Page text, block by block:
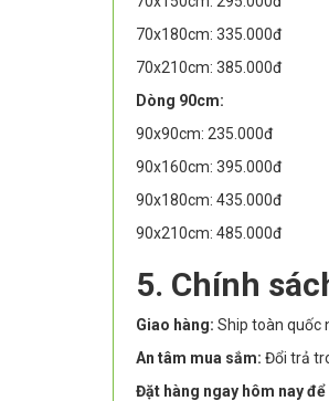
70x180cm: 335.000đ
70x210cm: 385.000đ
Dòng 90cm:
90x90cm: 235.000đ
90x160cm: 395.000đ
90x180cm: 435.000đ
90x210cm: 485.000đ
5. Chính
Giao hàng: Ship toàn quốc
An tâm mua sắm: Đổi trả
Đặt hàng ngay hôm nay